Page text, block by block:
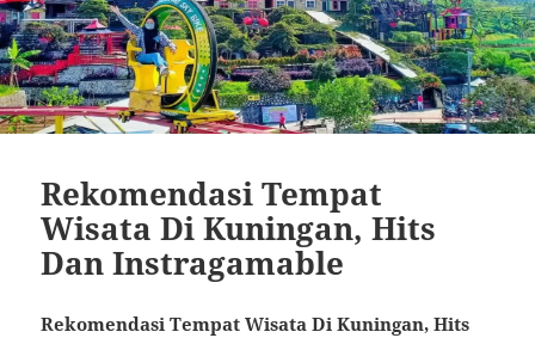
Rekomendasi Tempat
Wisata Di Kuningan, Hits
Dan Instragamable
Rekomendasi Tempat Wisata Di Kuningan, Hits